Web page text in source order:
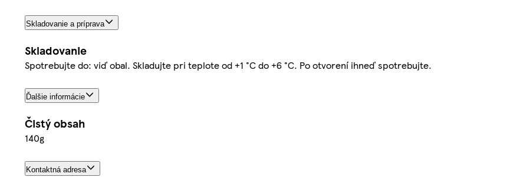
Skladovanie a príprava
Skladovanie
Spotrebujte do: viď obal. Skladujte pri teplote od +1 °C do +6 °C. Po otvorení ihneď spotrebujte.
Ďalšie informácie
Čistý obsah
140g
Kontaktná adresa